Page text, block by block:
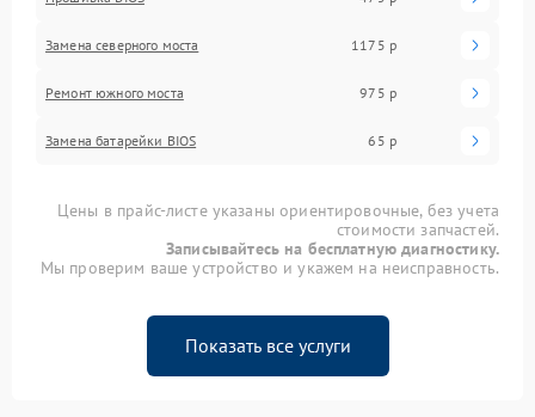
Замена северного моста 1175 р
Ремонт южного моста 975 р
Замена батарейки BIOS 65 р
Цены в прайс-листе указаны ориентировочные, без учета
стоимости запчастей.
Записывайтесь на бесплатную диагностику.
Мы проверим ваше устройство и укажем на неисправность.
Показать все услуги